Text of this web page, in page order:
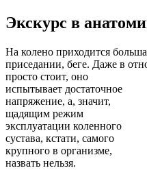
Экскурс в
На колено приходится
приседании, беге. Даже в
просто стоит, оно
испытывает достаточное
напряжение, а, значит,
щадящим режим
эксплуатации коленного
сустава, кстати, самого
крупного в организме,
назвать нельзя.